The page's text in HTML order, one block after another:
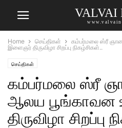
VALVAI
Home செய்திகள்
கம்பர்மலை ஸ்ரீ
இளைஞர் திருவிழா சிறப்பு நிகழ்சிகள்..
செய்திகள்
கம்பர்மலை ஸ்ரீ
ஆலய பூங்காவன
திருவிழா சிறப்பு